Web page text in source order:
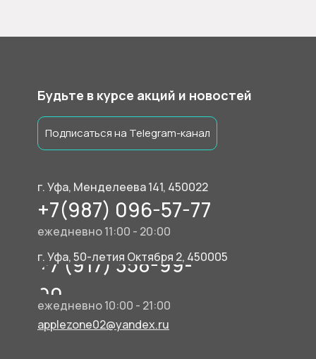
Будьте в курсе акций и новостей
г. Уфа, Менделеева 141, 450022
+7(987) 096-57-77
г. Уфа, 50-летия Октября 2, 450005
+7 (917) 358-99-
90
ежедневно 10:00 - 21:00
applezone02@yandex.ru
Подписаться на Telegram-канал
ежедневно 11:00 - 20:00